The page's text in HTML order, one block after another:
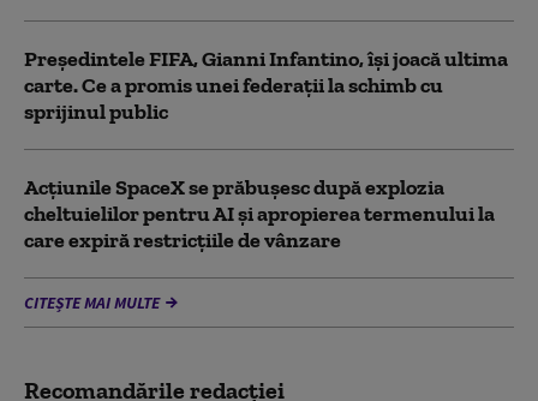
Președintele FIFA, Gianni Infantino, îşi joacă ultima
carte. Ce a promis unei federații la schimb cu
sprijinul public
Acţiunile SpaceX se prăbuşesc după explozia
cheltuielilor pentru AI şi apropierea termenului la
care expiră restricţiile de vânzare
CITEȘTE MAI MULTE
Recomandările redacţiei